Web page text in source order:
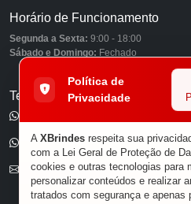
Horário de Funcionamento
Segunda a Sexta: 9:00 - 18:00
Sábado e Domingo: Fechado
Telefones
(11) 96585-7462
E-mail
Política de
Privacidade
A XBrindes respeita sua
com a Lei Geral de Proteção de
cookies e outras tecnologias para
personalizar conteúdos e realizar
tratados com segurança e apenas